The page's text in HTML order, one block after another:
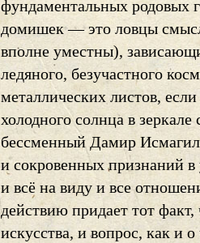
фундаментальных родовых
домишек — это ловцы
вполне уместны),
ледяного, безучастного
металлических листов,
холодного солнца в
бессменный Дамир
и сокровенных признаний в
и всё на виду и все
действию придает тот
искусства, и вопрос, как и